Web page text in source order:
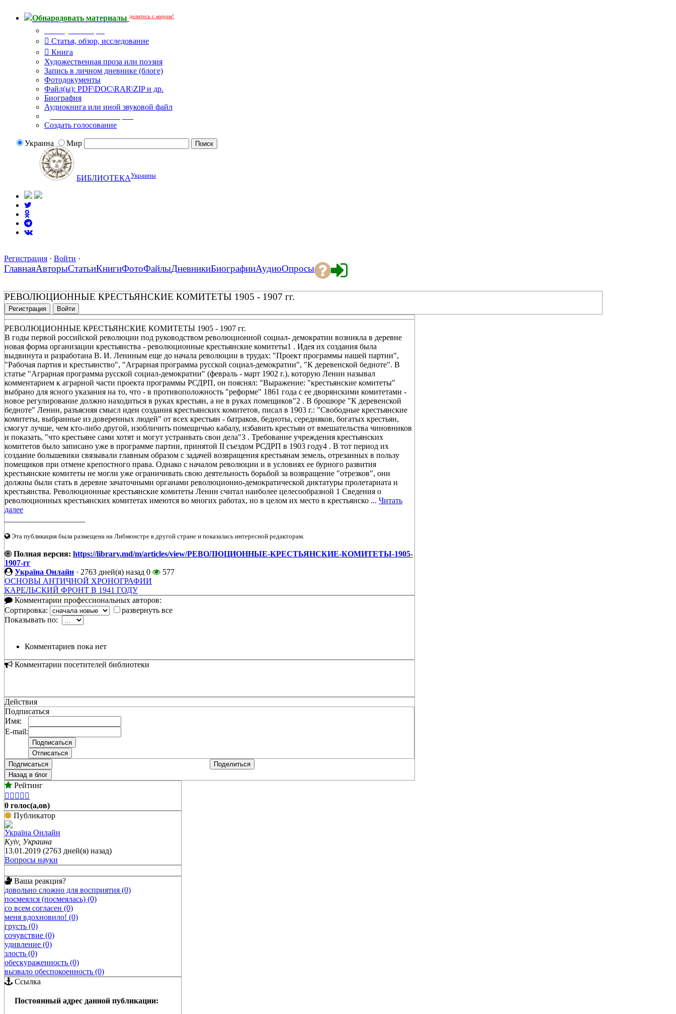
Обнародовать материалы делитесь с миром!
Статья, обзор, исследование
Книга
Художественная проза или поэзия
Запись в личном дневнике (блоге)
Фотодокументы
Файл(ы): PDF\DOC\RAR\ZIP и др.
Биография
Аудиокнига или иной звуковой файл
Создать голосование
Украина Мир
БИБЛИОТЕКАУкраины
Регистрация · Войти ·
ГлавнаяАвторыСтатьиКнигиФотоФайлыДневникиБиографииАудиоОпросы
РЕВОЛЮЦИОННЫЕ КРЕСТЬЯНСКИЕ КОМИТЕТЫ 1905 - 1907 гг.
Регистрация Войти
РЕВОЛЮЦИОННЫЕ КРЕСТЬЯНСКИЕ КОМИТЕТЫ 1905 - 1907 гг.
В годы первой российской революции под руководством революционной социал- демократии возникла в деревне
новая форма организации крестьянства - революционные крестьянские комитеты1 . Идея их создания была
выдвинута и разработана В. И. Лениным еще до начала революции в трудах: "Проект программы нашей партии",
"Рабочая партия и крестьянство", "Аграрная программа русской социал-демократии", "К деревенской бедноте". В
статье "Аграрная программа русской социал-демократии" (февраль - март 1902 г.), которую Ленин называл
комментарием к аграрной части проекта программы РСДРП, он пояснял: "Выражение: "крестьянские комитеты"
выбрано для ясного указания на то, что - в противоположность "реформе" 1861 года с ее дворянскими комитетами -
новое регулирование должно находиться в руках крестьян, а не в руках помещиков"2 . В брошюре "К деревенской
бедноте" Ленин, разъясняя смысл идеи создания крестьянских комитетов, писал в 1903 г.: "Свободные крестьянские
комитеты, выбранные из доверенных людей" от всех крестьян - батраков, бедноты, середняков, богатых крестьян,
смогут лучше, чем кто-либо другой, изобличить помещичью кабалу, избавить крестьян от вмешательства чиновников
и показать, "что крестьяне сами хотят и могут устраивать свои дела"3 . Требование учреждения крестьянских
комитетов было записано уже в программе партии, принятой II съездом РСДРП в 1903 году4 . В тот период их
создание большевики связывали главным образом с задачей возвращения крестьянам земель, отрезанных в пользу
помещиков при отмене крепостного права. Однако с началом революции и в условиях ее бурного развития
крестьянские комитеты не могли уже ограничивать свою деятельность борьбой за возвращение "отрезков", они
должны были стать в деревне зачаточными органами революционно-демократической диктатуры пролетариата и
крестьянства. Революционные крестьянские комитеты Ленин считал наиболее целесообразной 1 Сведения о
революционных крестьянских комитетах имеются во многих работах, но в целом их место в крестьянско ... Читать
далее
Эта публикация была размещена на Либмонстре в другой стране и показалась интересной редакторам.
Полная версия: https://library.md/m/articles/view/РЕВОЛЮЦИОННЫЕ-КРЕСТЬЯНСКИЕ-КОМИТЕТЫ-1905-
1907-гг
Україна Онлайн · 2763 дней(я) назад 0
577
ОСНОВЫ АНТИЧНОЙ ХРОНОГРАФИИ
КАРЕЛЬСКИЙ ФРОНТ В 1941 ГОДУ
Комментарии профессиональных авторов:
Сортировка:
развернуть все
Показывать по:
Комментариев пока нет
Комментарии посетителей библиотеки
Действия
Подписаться
Имя:
E-mail:
Подписаться
Поделиться
Назад в блог
Рейтинг
    
0 голос(а,ов)
Публикатор
Україна Онлайн
Kyiv, Украина
13.01.2019 (2763 дней(я) назад)
Вопросы науки
Ваша реакция?
довольно сложно для восприятия (0)
посмеялся (посмеялась) (0)
со всем согласен (0)
меня вдохновило! (0)
грусть (0)
сочувствие (0)
удивление (0)
злость (0)
обескураженность (0)
вызвало обеспокоенность (0)
Ссылка
Постоянный адрес данной публикации: